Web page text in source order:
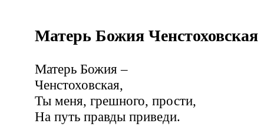
Матерь Божия Ченстоховская
Матерь Божия –
Ченстоховская,
Ты меня, грешного, прости,
На путь правды приведи.